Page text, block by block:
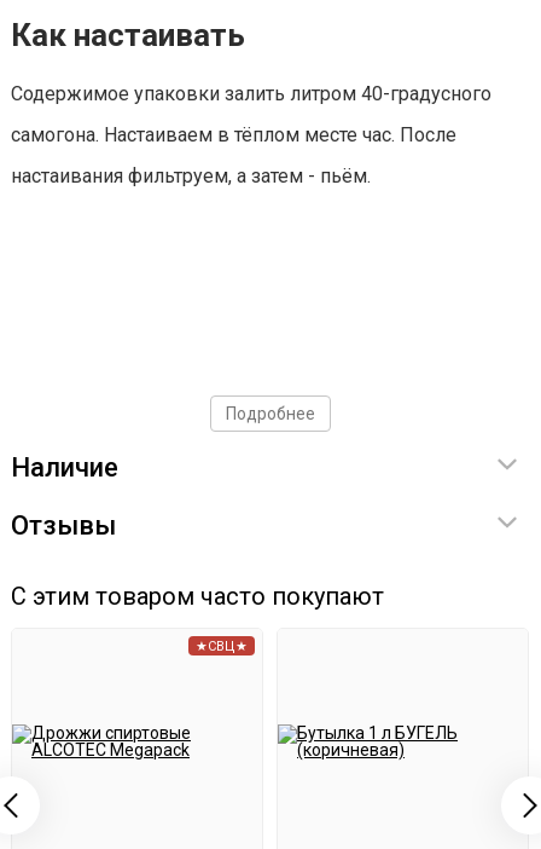
Как настаивать
Содержимое упаковки залить литром 40-градусного
самогона. Настаиваем в тёплом месте час. После
настаивания фильтруем, а затем - пьём.
Подробнее
Наличие
Отзывы
С этим товаром часто покупают
★СВЦ★